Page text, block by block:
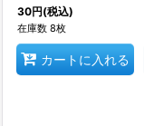
30円(税込)
在庫数 8枚
カートに入れる